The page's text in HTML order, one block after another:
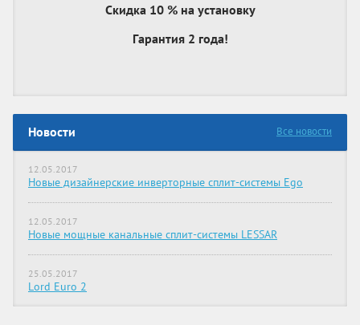
Скидка 10 % на установку
Гарантия 2 года!
Новости Все новости
12.05.2017
Новые дизайнерские инверторные сплит-системы Ego
12.05.2017
Новые мощные канальные сплит-системы LESSAR
25.05.2017
Lord Euro 2